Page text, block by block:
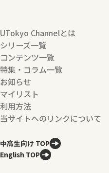
UTokyo Channelとは
シリーズ一覧
コンテンツ一覧
特集・コラム一覧
お知らせ
マイリスト
利用方法
当サイトへのリンクについて
中高生向け TOP
English TOP